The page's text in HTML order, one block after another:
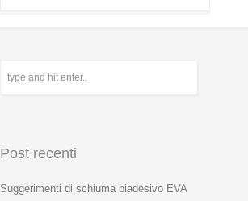
Post recenti
Suggerimenti di schiuma biadesivo EVA